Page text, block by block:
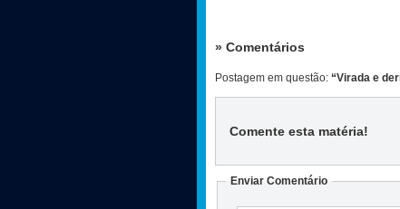
» Comentários
Postagem em questão: “Virada e
Comente esta matéria!
Enviar Comentário